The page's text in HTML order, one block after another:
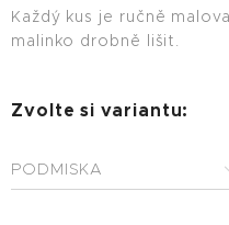
Každý kus je ručně
malinko drobně lišit.
Zvolte si variantu:
PODMISKA